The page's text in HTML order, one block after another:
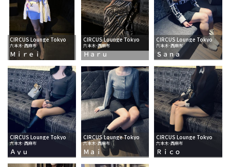
CIRCUS Lounge Tokyo
六本木･西麻布
Ｍｉｒｅｉ
CIRCUS Lounge Tokyo
六本木･西麻布
Ｈａｒｕ
CIRCUS Lounge Tokyo
六本木･西麻布
Ｓａｎａ
CIRCUS Lounge Tokyo
六本木･西麻布
Ａｙｕ
CIRCUS Lounge Tokyo
六本木･西麻布
Ｍａｉ
CIRCUS Lounge Tokyo
六本木･西麻布
Ｒｉｃｏ